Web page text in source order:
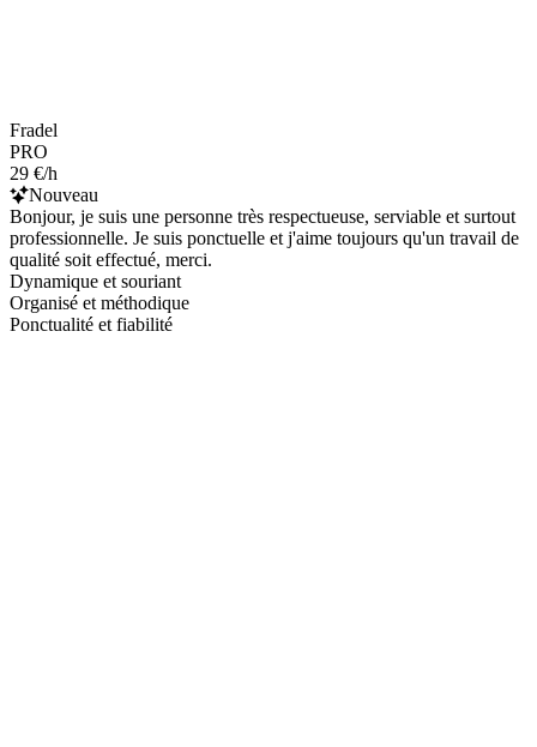
Fradel
PRO
29 €/h
Nouveau
Bonjour, je suis une personne très respectueuse, serviable et surtout
professionnelle. Je suis ponctuelle et j'aime toujours qu'un travail de
qualité soit effectué, merci.
Dynamique et souriant
Organisé et méthodique
Ponctualité et fiabilité